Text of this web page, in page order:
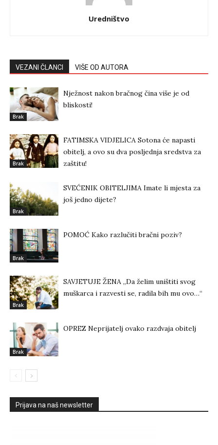
Uredništvo
VEZANI ČLANCI VIŠE OD AUTORA
Brak
Nježnost nakon bračnog čina više je od
bliskosti!
Brak
FATIMSKA VIDJELICA Sotona će napasti
obitelj, a ovo su dva posljednja sredstva za
zaštitu!
Brak
SVEĆENIK OBITELJIMA Imate li mjesta za
još jedno dijete?
Brak
POMOĆ Kako razlučiti bračni poziv?
Brak
SAVJETUJE ŽENA „Da želim uništiti svog
muškarca i razvesti se, radila bih mu ovo…“
Brak
OPREZ Neprijatelj ovako razdvaja obitelj
Prijava na naš newsletter